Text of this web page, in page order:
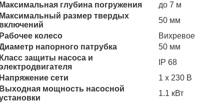
глубина погружения
до 7 м
размер твердых
50 мм
колесо
Вихревое
напорного патрубка
50 мм
защиты насоса и
IP 68
сети
1 х 230 В
мощность насосной
1.1 кВт